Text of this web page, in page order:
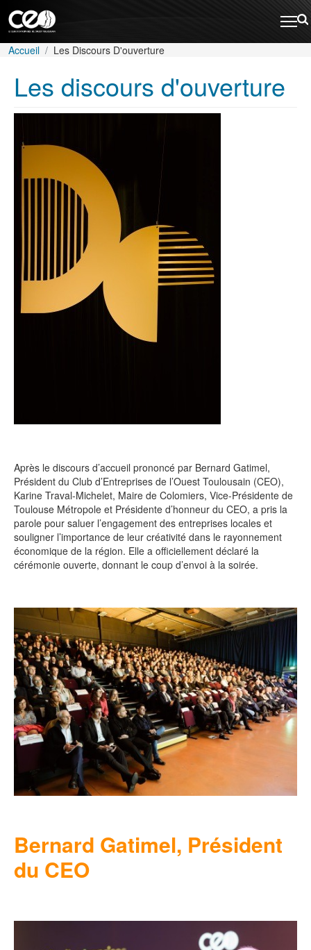
Aller au contenu principal
Fil d'Ariane
Accueil Les Discours D'ouverture
Les discours d'ouverture
Après le discours d’accueil prononcé par Bernard Gatimel,
Président du Club d’Entreprises de l’Ouest Toulousain (CEO),
Karine Traval-Michelet, Maire de Colomiers, Vice-Présidente de
Toulouse Métropole et Présidente d’honneur du CEO, a pris la
parole pour saluer l’engagement des entreprises locales et
souligner l’importance de leur créativité dans le rayonnement
économique de la région. Elle a officiellement déclaré la
cérémonie ouverte, donnant le coup d’envoi à la soirée.
Bernard Gatimel, Président
du CEO